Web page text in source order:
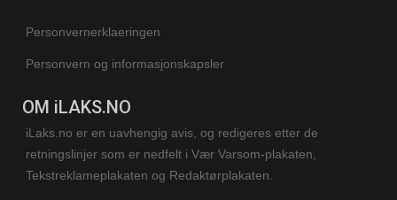
Personvernerklaeringen
Personvern og informasjonskapsler
OM iLAKS.NO
iLaks.no er en uavhengig avis, og redigeres etter de
retningslinjer som er nedfelt i Vær Varsom-plakaten,
Tekstreklameplakaten og Redaktørplakaten.